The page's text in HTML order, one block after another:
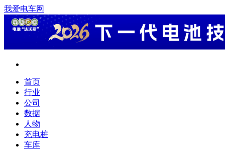
我爱电车网
首页
行业
公司
数据
人物
充电桩
车库